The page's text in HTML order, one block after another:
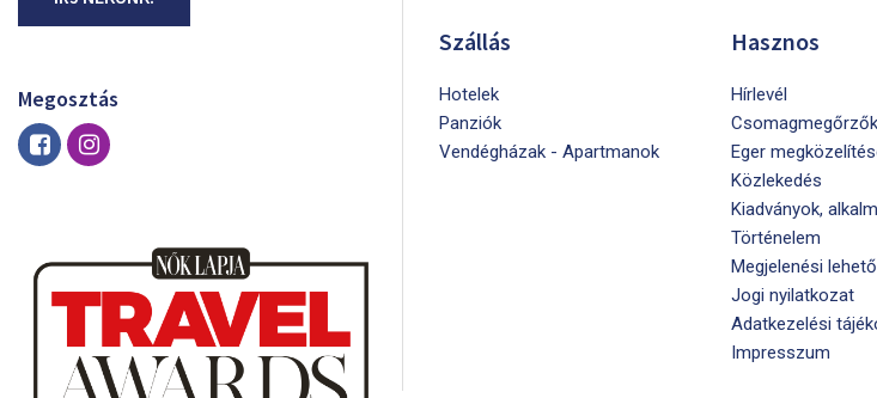
Megosztás
Szállás
Hotelek
Panziók
Vendégházak - Apartmanok
Hasznos
Hírlevél
Csomagmegőrzők
Eger
Közlekedés
Kiadványok,
Történelem
Megjelenési
Jogi nyilatkozat
Adatkezelési
Impresszum